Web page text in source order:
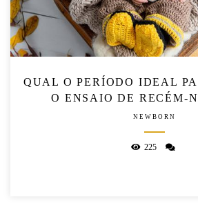
QUAL O PERÍODO IDEAL
O ENSAIO DE RECÉM-
NEWBORN
225